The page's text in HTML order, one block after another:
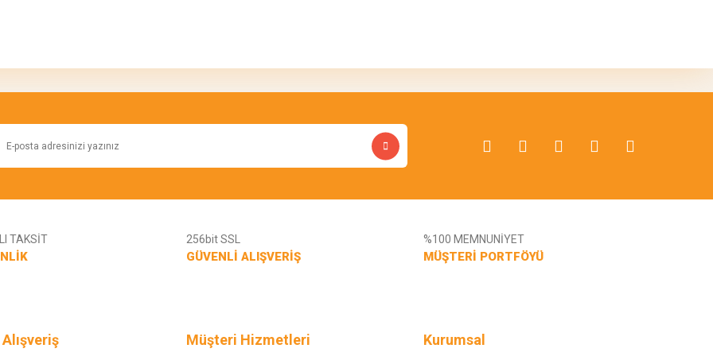
Yorum Yaz
TAKSİT 256bit SSL
GÜVENLİ ALIŞVERİŞ
%100 MEMNUNİYET
MÜŞTERİ PORTFÖYÜ
Müşteri Hizmetleri Kurumsal